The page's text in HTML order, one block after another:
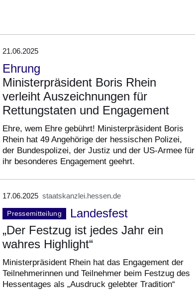
21.06.2025
Ehrung
Ministerpräsident Boris Rhein
verleiht Auszeichnungen für
Rettungstaten und Engagement
Ehre, wem Ehre gebührt! Ministerpräsident Boris
Rhein hat 49 Angehörige der hessischen Polizei,
der Bundespolizei, der Justiz und der US-Armee für
ihr besonderes Engagement geehrt.
17.06.2025 staatskanzlei.hessen.de
Pressemitteilung
Landesfest
„Der Festzug ist jedes Jahr ein
wahres Highlight“
Ministerpräsident Rhein hat das Engagement der
Teilnehmerinnen und Teilnehmer beim Festzug des
Hessentages als „Ausdruck gelebter Tradition“